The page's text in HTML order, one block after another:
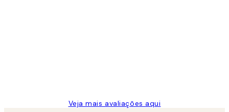
Veja mais avaliações aqui